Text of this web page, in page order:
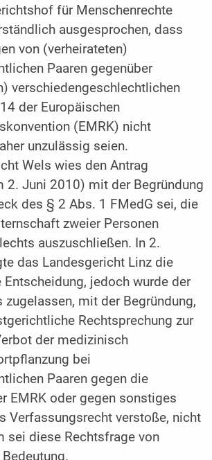
für Menschenrechte
ausgesprochen, dass
von (verheirateten)
Paaren gegenüber
verschiedengeschlechtlichen
der Europäischen
(EMRK) nicht
unzulässig seien.
Wels wies den Antrag
2. Juni 2010) mit der Begründung
des § 2 Abs. 1 FMedG sei, die
zweier Personen
auszuschließen. In 2.
das Landesgericht Linz die
jedoch wurde der
zugelassen, mit der Begründung,
Rechtsprechung zur
der medizinisch
bei
Paaren gegen die
EMRK oder gegen sonstiges
Verfassungsrecht verstoße, nicht
sei diese Rechtsfrage von